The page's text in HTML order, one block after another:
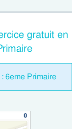
gratuit en
6eme Primaire